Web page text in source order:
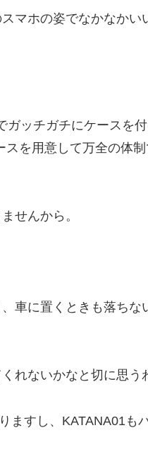
マホの姿でなかなかい
ッチガチにケースを付
を用意して万全の体制
せんから。
車に置くときも落ちな
れないかなと切に思う
ますし、KATANA01も